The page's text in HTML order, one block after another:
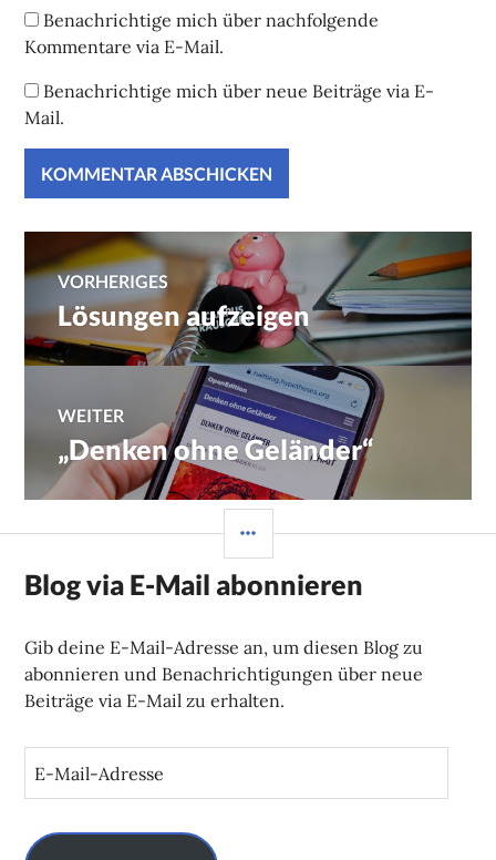
Benachrichtige mich über nachfolgende
Kommentare via E-Mail.
Benachrichtige mich über neue Beiträge via E-
Mail.
Beitragsnavigation
VORHERIGES
Vorheriger
Beitrag:
Lösungen aufzeigen
WEITER
Nächster
Beitrag:
„Denken ohne Geländer“
Blog via E-Mail abonnieren
Gib deine E-Mail-Adresse an, um diesen Blog zu
abonnieren und Benachrichtigungen über neue
Beiträge via E-Mail zu erhalten.
a